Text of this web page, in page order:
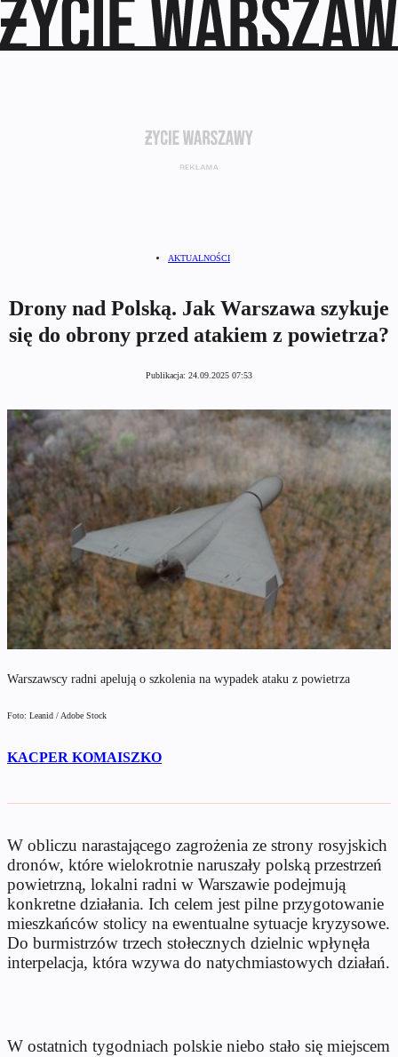
AKTUALNOŚCI
Drony nad Polską. Jak Warszawa szykuje
się do obrony przed atakiem z powietrza?
Publikacja: 24.09.2025 07:53
Warszawscy radni apelują o szkolenia na wypadek ataku z powietrza
Foto: Leanid / Adobe Stock
KACPER KOMAISZKO
W obliczu narastającego zagrożenia ze strony rosyjskich
dronów, które wielokrotnie naruszały polską przestrzeń
powietrzną, lokalni radni w Warszawie podejmują
konkretne działania. Ich celem jest pilne przygotowanie
mieszkańców stolicy na ewentualne sytuacje kryzysowe.
Do burmistrzów trzech stołecznych dzielnic wpłynęła
interpelacja, która wzywa do natychmiastowych działań.
W ostatnich tygodniach polskie niebo stało się miejscem